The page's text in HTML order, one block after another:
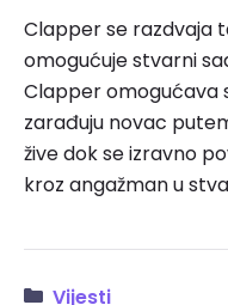
Clapper se razdvaja
omogućuje stvarni
Clapper omogućava
zarađuju novac
žive dok se izravno
kroz angažman u
Vijesti